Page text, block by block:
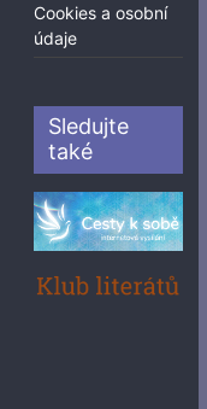
Cookies a osobní
údaje
Sledujte
také